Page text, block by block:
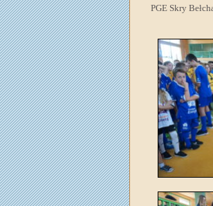
PGE Skry